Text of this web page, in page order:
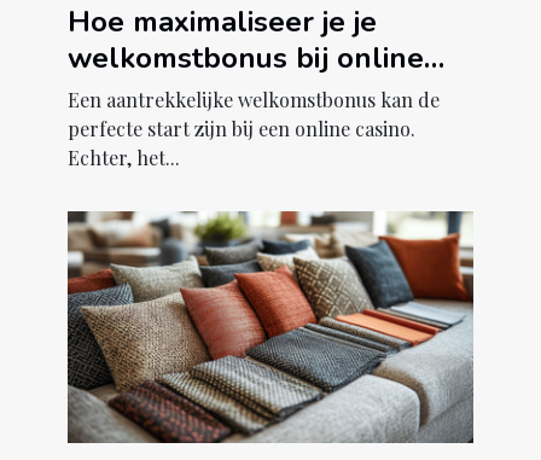
Hoe maximaliseer je je
welkomstbonus bij online
casino's?
Een aantrekkelijke welkomstbonus kan de
perfecte start zijn bij een online casino.
Echter, het...